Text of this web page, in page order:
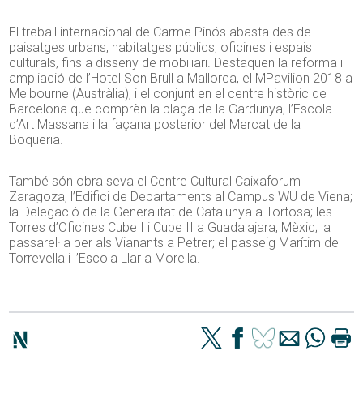
El treball internacional de Carme Pinós abasta des de
paisatges urbans, habitatges públics, oficines i espais
culturals, fins a disseny de mobiliari. Destaquen la reforma i
ampliació de l’Hotel Son Brull a Mallorca, el MPavilion 2018 a
Melbourne (Austràlia), i el conjunt en el centre històric de
Barcelona que comprèn la plaça de la Gardunya, l’Escola
d’Art Massana i la façana posterior del Mercat de la
Boqueria.
També són obra seva el Centre Cultural Caixaforum
Zaragoza, l’Edifici de Departaments al Campus WU de Viena;
la Delegació de la Generalitat de Catalunya a Tortosa; les
Torres d’Oficines Cube I i Cube II a Guadalajara, Mèxic; la
passarel·la per als Vianants a Petrer; el passeig Marítim de
Torrevella i l’Escola Llar a Morella.